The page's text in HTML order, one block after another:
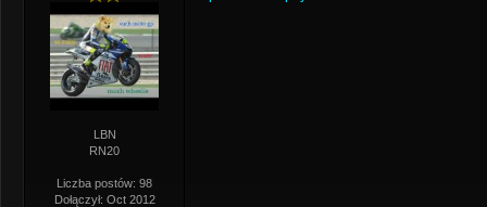
LBN
RN20
Liczba postów: 98
Dołączył: Oct 2012